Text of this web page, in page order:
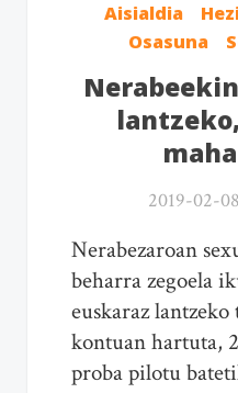
Aisialdia
Osasuna
2019-02-08
Nerabezaroan
beharra zegoela
euskaraz
kontuan hartuta,
proba pilotu